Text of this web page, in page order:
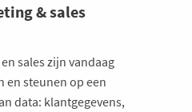
& sales
sales zijn vandaag
en steunen op een
data: klantgegevens,